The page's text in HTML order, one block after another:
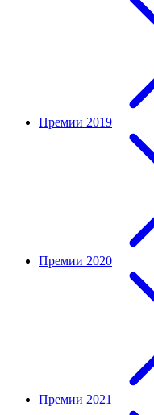
Премии 2019
Премии 2020
Премии 2021